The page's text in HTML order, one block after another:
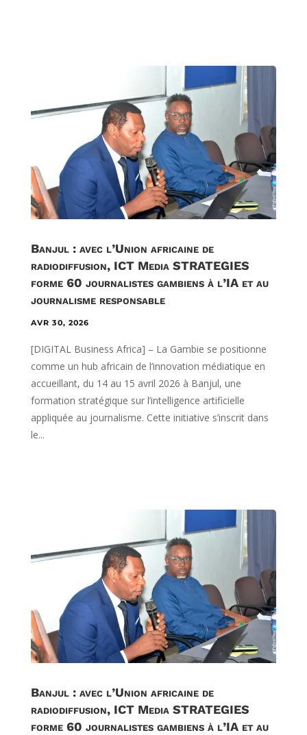
Banjul : avec l’Union africaine de
radiodiffusion, ICT Media STRATEGIES
forme 60 journalistes gambiens à l’IA et au
journalisme responsable
AVR 30, 2026
[DIGITAL Business Africa] – La Gambie se positionne
comme un hub africain de l’innovation médiatique en
accueillant, du 14 au 15 avril 2026 à Banjul, une
formation stratégique sur l’intelligence artificielle
appliquée au journalisme. Cette initiative s’inscrit dans
le...
Banjul : avec l’Union africaine de
radiodiffusion, ICT Media STRATEGIES
forme 60 journalistes gambiens à l’IA et au